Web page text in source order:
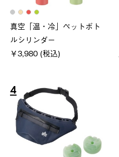
真空「温・冷」ペットボト
ルシリンダー
￥3,980 (税込)
4